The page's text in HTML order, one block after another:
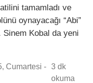
tamamladı ve
oynayacağı “Abi”
Kobal da yeni
Cumartesi - 3 dk
okuma